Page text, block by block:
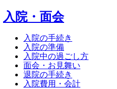
⼊院・⾯会
入院の手続き
入院の準備
入院中の過ごし方
面会・お見舞い
退院の手続き
入院費用・会計